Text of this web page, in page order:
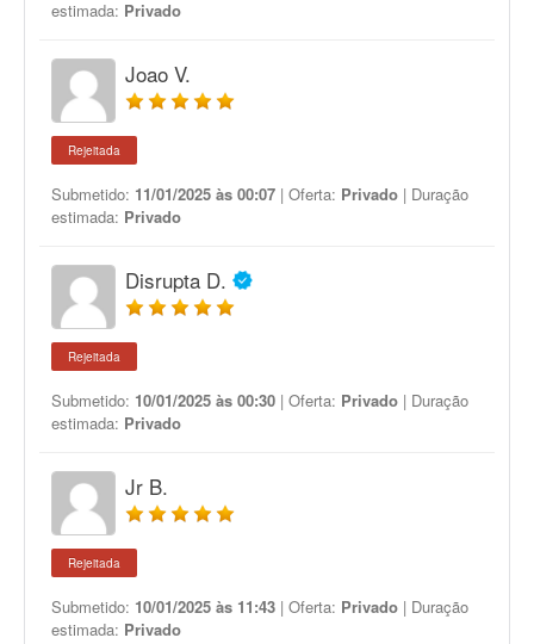
estimada: Privado
Joao V.
Rejeitada
Submetido: 11/01/2025 às 00:07 | Oferta: Privado | Duração
estimada: Privado
Disrupta D.
Rejeitada
Submetido: 10/01/2025 às 00:30 | Oferta: Privado | Duração
estimada: Privado
Jr B.
Rejeitada
Submetido: 10/01/2025 às 11:43 | Oferta: Privado | Duração
estimada: Privado